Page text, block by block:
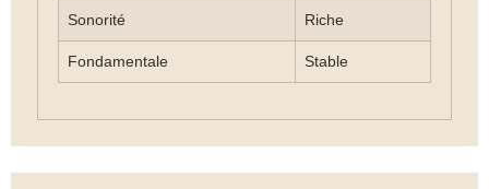
Sonorité Riche
Fondamentale Stable